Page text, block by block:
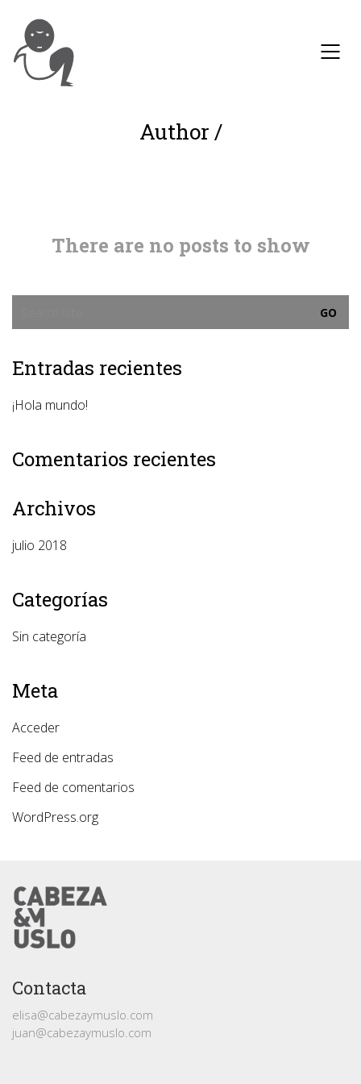
Author /
There are no posts to show
Entradas recientes
¡Hola mundo!
Comentarios recientes
Archivos
julio 2018
Categorías
Sin categoría
Meta
Acceder
Feed de entradas
Feed de comentarios
WordPress.org
Contacta
elisa@cabezaymuslo.com
juan@cabezaymuslo.com